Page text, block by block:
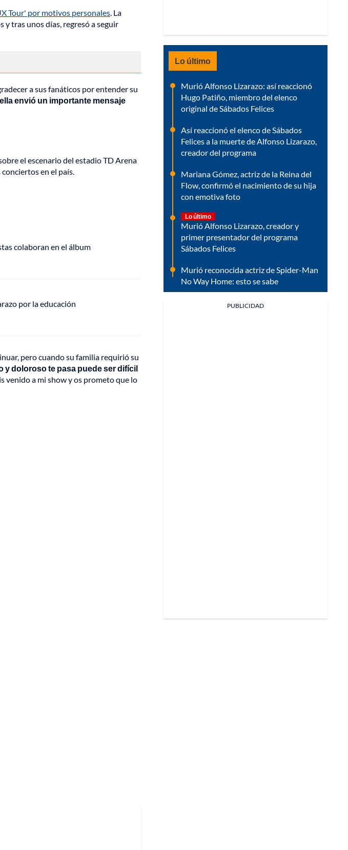
Tour' por motivos personales. La
y tras unos días, regresó a seguir
a sus fanáticos por entender su
ella envió un importante mensaje
el escenario del estadio TD Arena
en el país.
colaboran en el álbum
por la educación
pero cuando su familia requirió su
y doloroso te pasa puede ser difícil
venido a mi show y os prometo que lo
Lo último
Murió Alfonso Lizarazo: así reaccionó
Hugo Patiño, miembro del elenco
original de Sábados Felices
Así reaccionó el elenco de Sábados
Felices a la muerte de Alfonso Lizarazo,
creador del programa
Mariana Gómez, actriz de la Reina del
Flow, confirmó el nacimiento de su hija
con emotiva foto
Lo último
Murió Alfonso Lizarazo, creador y
primer presentador del programa
Sábados Felices
Murió reconocida actriz de Spider-Man
No Way Home: esto se sabe
PUBLICIDAD